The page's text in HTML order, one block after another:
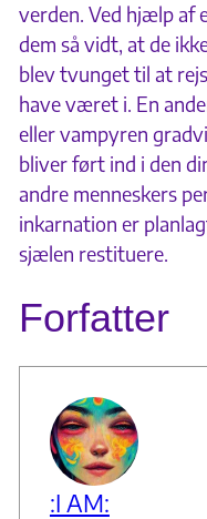
verden. Ved hjælp af
dem så vidt, at de
blev tvunget til at
have været i. En
eller vampyren
bliver ført ind i den
andre menneskers
inkarnation er
sjælen restituere.
Forfatter
:I AM: